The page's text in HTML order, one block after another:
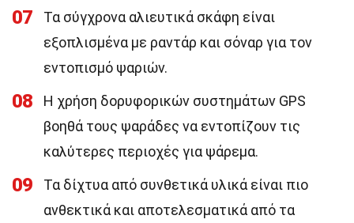
07
Τα σύγχρονα αλιευτικά σκάφη είναι
εξοπλισμένα με ραντάρ και σόναρ για τον
εντοπισμό ψαριών.
08
Η χρήση δορυφορικών συστημάτων GPS
βοηθά τους ψαράδες να εντοπίζουν τις
καλύτερες περιοχές για ψάρεμα.
09
Τα δίχτυα από συνθετικά υλικά είναι πιο
ανθεκτικά και αποτελεσματικά από τα